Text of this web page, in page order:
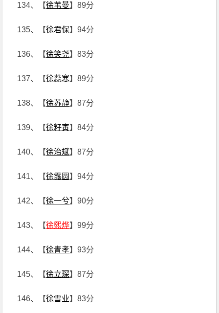
134、【徐苇曼】89分
135、【徐君保】94分
136、【徐笑尧】83分
137、【徐蕊寒】89分
138、【徐苏静】87分
139、【徐籽寅】84分
140、【徐治斌】87分
141、【徐露圆 】94分
142、【徐一兮】90分
143、【徐熙烨】99分
144、【徐青孝】93分
145、【徐立琛】87分
146、【徐雪业】83分